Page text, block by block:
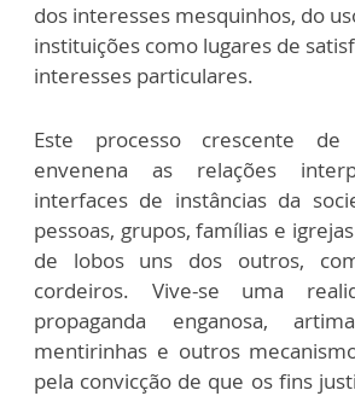
dos interesses mesquinhos, do
instituições como lugares de
interesses particulares.
Este processo crescente de
envenena as relações
interfaces de instâncias da
pessoas, grupos, famílias e
de lobos uns dos outros,
cordeiros. Vive-se uma
propaganda enganosa,
mentirinhas e outros
pela convicção de que os fins